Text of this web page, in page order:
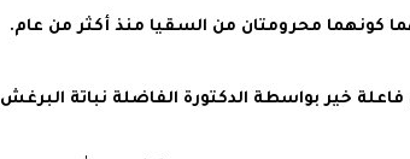
كونهما محرومتان من السقيا منذ أكثر من عام.
خير بواسطة الدكتورة الفاضلة نباتة البرغش